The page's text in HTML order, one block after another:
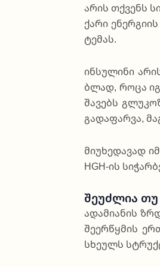
არის თქვენს
ქა­რი
ტე­მას.
ინ­სუ­ლი­ნი
ბლად, რო­ცა
შა­ვებს
გა­და­ფარ­ვა,
მი­უ­ხე­და­ვად
HGH-ის
Შეუძლია
ადა­მი­ა­ნის
შე­ერ­წყმის
სხე­ულს